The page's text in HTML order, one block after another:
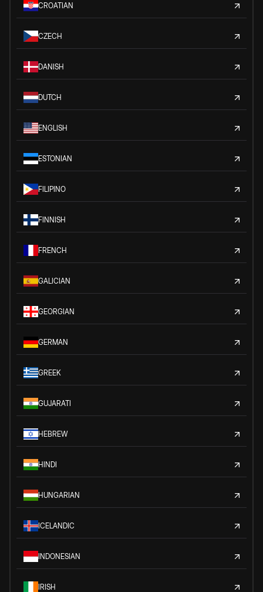
CROATIAN
CZECH
DANISH
DUTCH
ENGLISH
ESTONIAN
FILIPINO
FINNISH
FRENCH
GALICIAN
GEORGIAN
GERMAN
GREEK
GUJARATI
HEBREW
HINDI
HUNGARIAN
ICELANDIC
INDONESIAN
IRISH